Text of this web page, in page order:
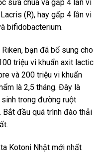
sữa chua và gấp 4 lần vi
(R), hay gấp 4 lần vi
bifidobacterium.
bạn đã bổ sung cho
triệu vi khuẩn axit lactic
và 200 triệu vi khuẩn
là 2,5 tháng. Đây là
trong đường ruột
đầu quá trình đào thải
Kotoni Nhật mới nhất